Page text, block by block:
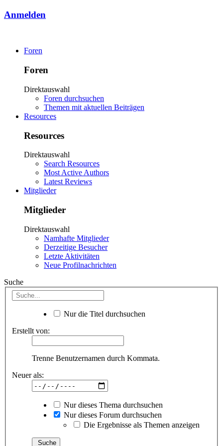
Anmelden
Foren
Foren
Direktauswahl
Foren durchsuchen
Themen mit aktuellen Beiträgen
Resources
Resources
Direktauswahl
Search Resources
Most Active Authors
Latest Reviews
Mitglieder
Mitglieder
Direktauswahl
Namhafte Mitglieder
Derzeitige Besucher
Letzte Aktivitäten
Neue Profilnachrichten
Suche
Nur die Titel durchsuchen
Erstellt von:
Trenne Benutzernamen durch Kommata.
Neuer als:
Nur dieses Thema durchsuchen
Nur dieses Forum durchsuchen
Die Ergebnisse als Themen anzeigen